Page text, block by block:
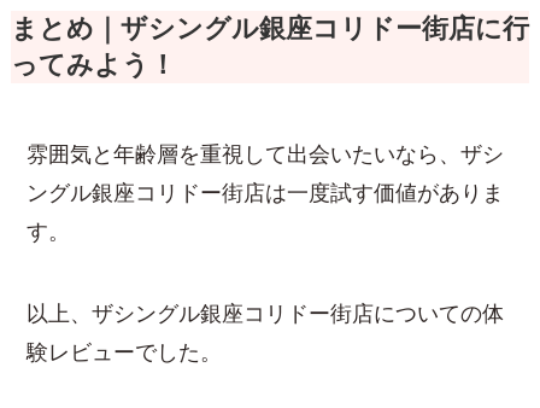
まとめ｜ザシングル銀座コリドー街店に行
ってみよう！
雰囲気と年齢層を重視して出会いたいなら、ザシ
ングル銀座コリドー街店は一度試す価値がありま
す。
以上、ザシングル銀座コリドー街店についての体
験レビューでした。